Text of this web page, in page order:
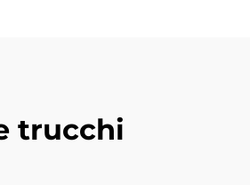
trucchi